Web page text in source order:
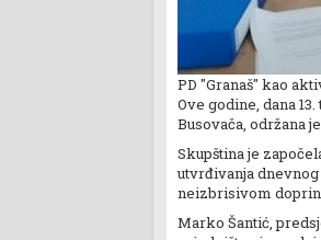
PD "Granaš" kao
Ove godine, dana
Busovača, održana
Skupština je
utvrđivanja
neizbrisivom
Marko Šantić,